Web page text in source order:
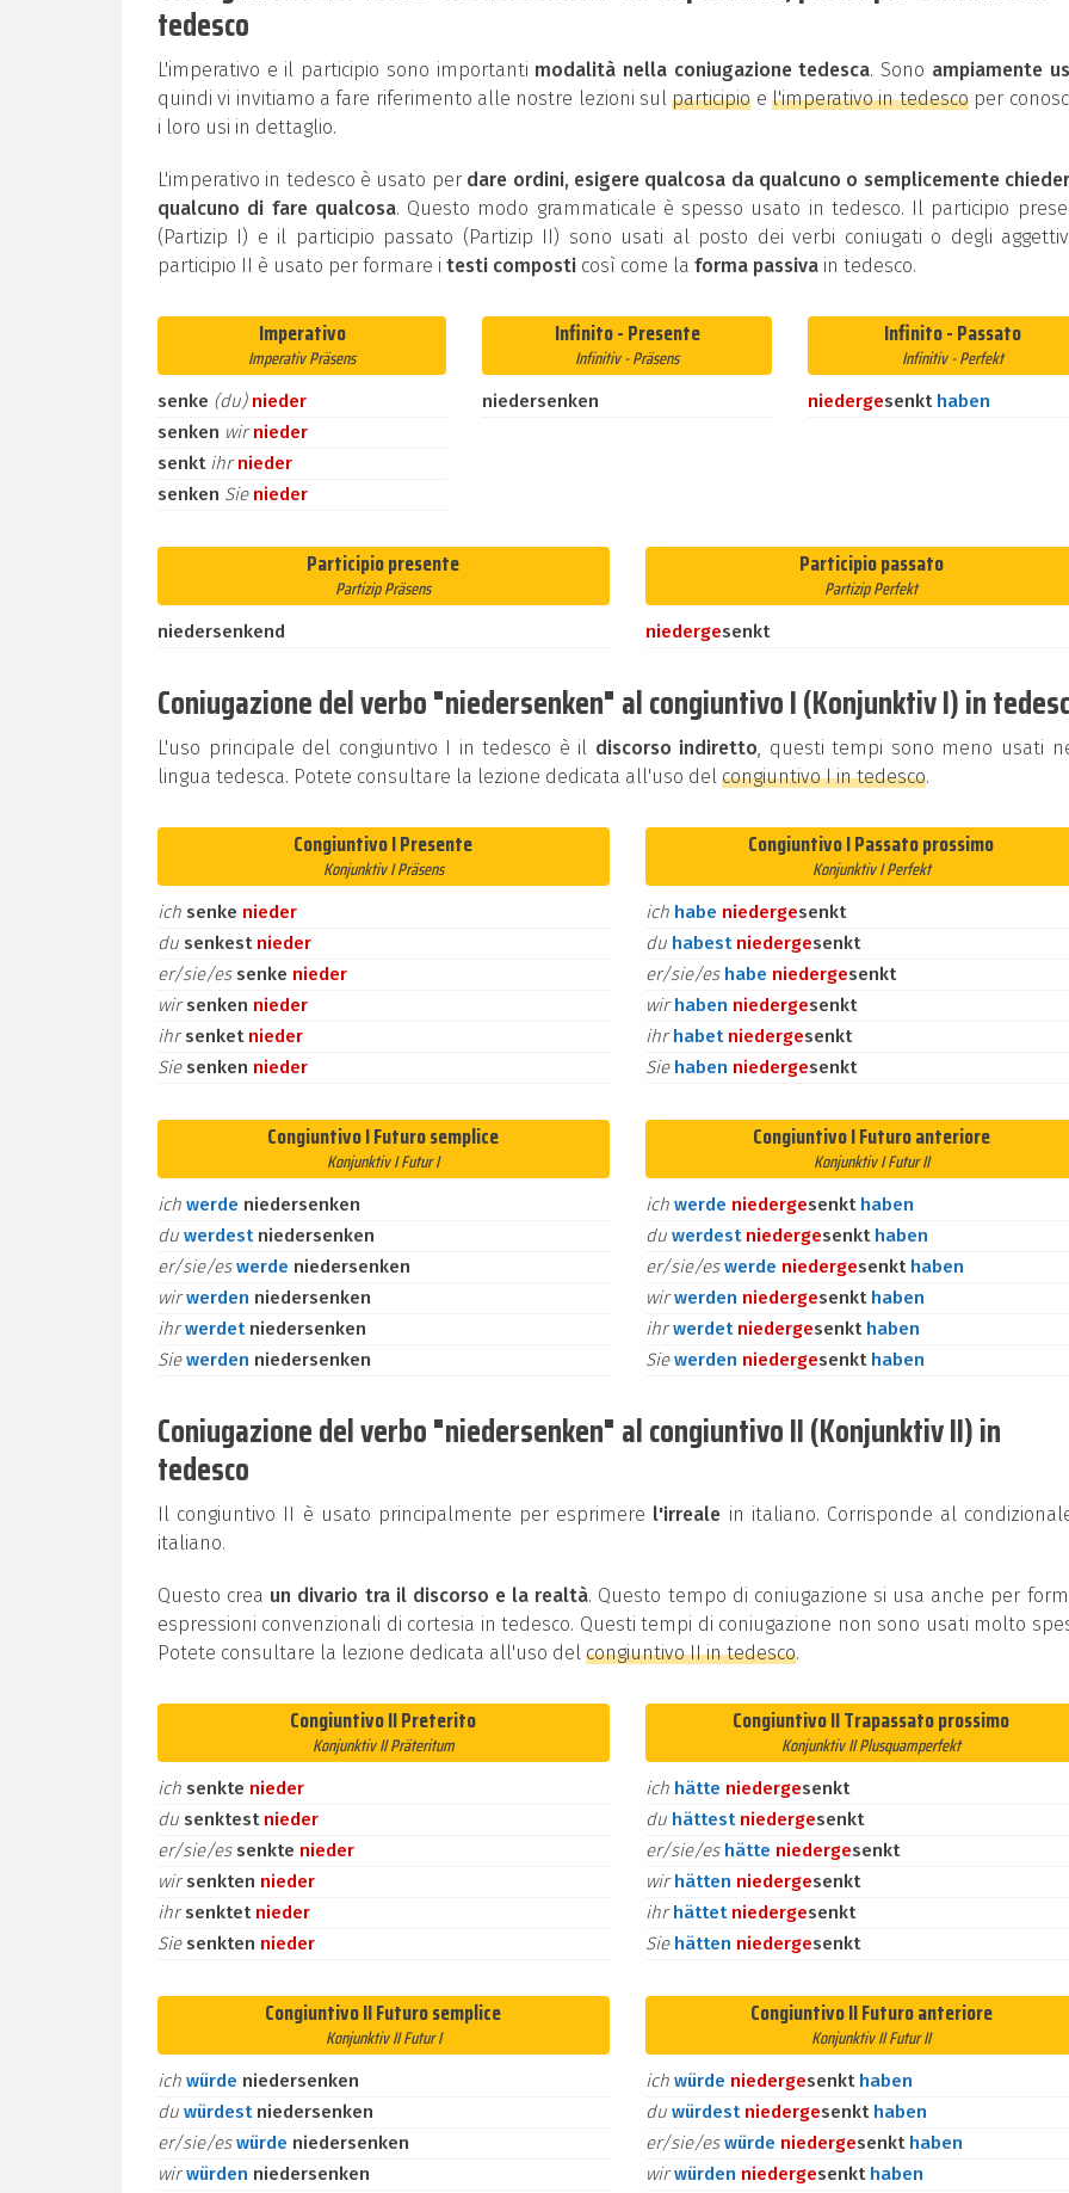
tedesco
L'imperativo e il participio sono importanti modalità nella coniugazione tedesca. Sono ampiamente
quindi vi invitiamo a fare riferimento alle nostre lezioni sulparticipio el'imperativo in tedescoper
i loro usi in dettaglio.
L'imperativo in tedesco è usato per dare ordini, esigere qualcosa da qualcuno o semplicemente
qualcuno di fare qualcosa. Questo modo grammaticale è spesso usato in tedesco. Il participio
(Partizip I) e il participio passato (Partizip II) sono usati al posto dei verbi coniugati o degli
participio II è usato per formare i testi composti così come la forma passiva in tedesco.
Imperativo
Imperativ Präsens
senke (du) nieder
senken wirnieder
senkt ihrnieder
senken Sie nieder
Infinito - Presente
Infinitiv - Präsens
niedersenken
Infinito - Passato
Infinitiv - Perfekt
niedergesenkt haben
Participio presente
Partizip Präsens
niedersenkend
Participio passato
Partizip Perfekt
niedergesenkt
Coniugazione del verbo "niedersenken" al congiuntivo I (Konjunktiv I) in
L'uso principale del congiuntivo I in tedesco è il discorso indiretto, questi tempi sono meno usati
lingua tedesca. Potete consultare la lezione dedicata all'uso del congiuntivo I in tedesco.
Congiuntivo I Presente
Konjunktiv I Präsens
ich senke nieder
du senkest nieder
er/sie/es senke nieder
wirsenken nieder
ihrsenket nieder
Sie senken nieder
Congiuntivo I Passato prossimo
Konjunktiv I Perfekt
ich habe niedergesenkt
du habest niedergesenkt
er/sie/es habe niedergesenkt
wirhaben niedergesenkt
ihrhabet niedergesenkt
Sie haben niedergesenkt
Congiuntivo I Futuro semplice
Konjunktiv I Futur I
ich werde niedersenken
du werdest niedersenken
er/sie/eswerde niedersenken
wirwerden niedersenken
ihrwerdet niedersenken
Siewerden niedersenken
Congiuntivo I Futuro anteriore
Konjunktiv I Futur II
ich werde niedergesenkt haben
du werdest niedergesenkt haben
er/sie/eswerde niedergesenkt haben
wirwerden niedergesenkt haben
ihrwerdet niedergesenkt haben
Siewerden niedergesenkt haben
Coniugazione del verbo "niedersenken" al congiuntivo II (Konjunktiv II) in
tedesco
Il congiuntivo II è usato principalmente per esprimere l'irreale in italiano. Corrisponde al
italiano.
Questo crea un divario tra il discorso e la realtà. Questo tempo di coniugazione si usa anche per
espressioni convenzionali di cortesia in tedesco. Questi tempi di coniugazione non sono usati molto
Potete consultare la lezione dedicata all'uso del congiuntivo II in tedesco.
Congiuntivo II Preterito
Konjunktiv II Präteritum
ich senkte nieder
du senktest nieder
er/sie/es senkte nieder
wirsenkten nieder
ihrsenktet nieder
Sie senkten nieder
Congiuntivo II Trapassato prossimo
Konjunktiv II Plusquamperfekt
ich hätte niedergesenkt
du hättest niedergesenkt
er/sie/es hätte niedergesenkt
wirhätten niedergesenkt
ihrhättet niedergesenkt
Sie hätten niedergesenkt
Congiuntivo II Futuro semplice
Konjunktiv II Futur I
ich würde niedersenken
du würdest niedersenken
er/sie/eswürde niedersenken
wirwürden niedersenken
Congiuntivo II Futuro anteriore
Konjunktiv II Futur II
ich würde niedergesenkt haben
du würdest niedergesenkt haben
er/sie/eswürde niedergesenkt haben
wirwürden niedergesenkt haben